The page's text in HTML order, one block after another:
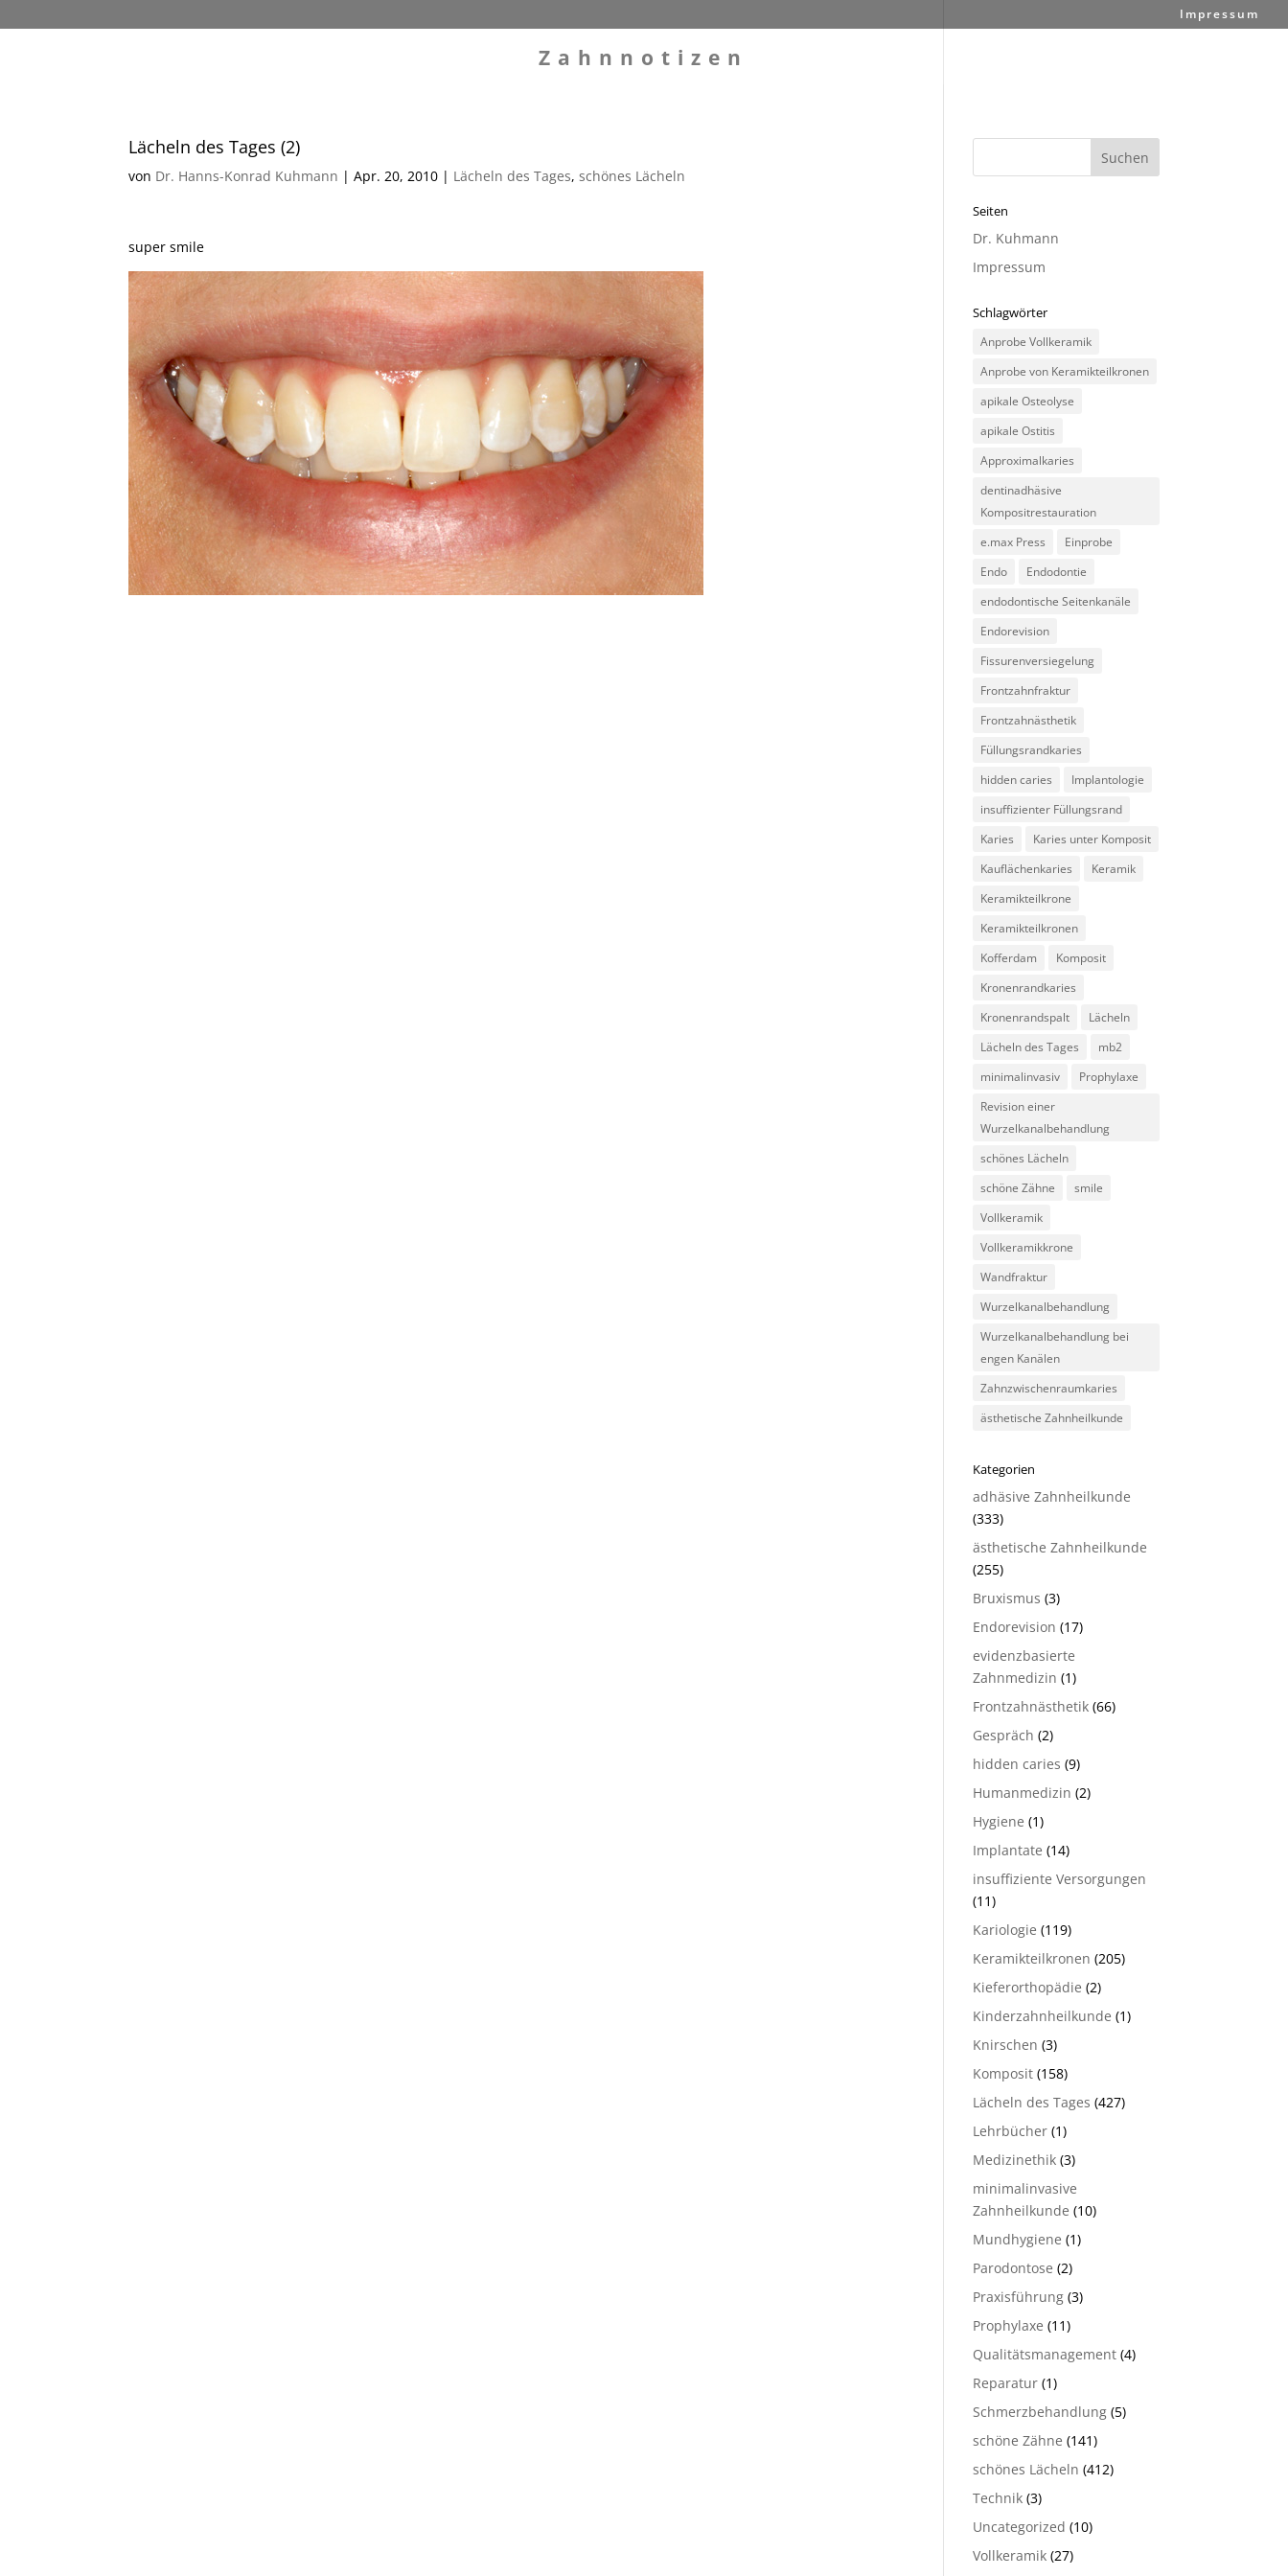
Impressum
Zahnnotizen
Lächeln des Tages (2)
von Dr. Hanns-Konrad Kuhmann |Apr. 20, 2010 | Lächeln des Tages,schönes Lächeln
super smile
Seiten
Dr. Kuhmann
Impressum
Schlagwörter
Anprobe Vollkeramik
Anprobe von Keramikteilkronen
apikale Osteolyse
apikale Ostitis
Approximalkaries
dentinadhäsive
Kompositrestauration
e.max Press
Einprobe
Endo
Endodontie
endodontische Seitenkanäle
Endorevision
Fissurenversiegelung
Frontzahnfraktur
Frontzahnästhetik
Füllungsrandkaries
hidden caries
Implantologie
insuffizienter Füllungsrand
Karies
Karies unter Komposit
Kauflächenkaries
Keramik
Keramikteilkrone
Keramikteilkronen
Kofferdam
Komposit
Kronenrandkaries
Kronenrandspalt
Lächeln
Lächeln des Tages
mb2
minimalinvasiv
Prophylaxe
Revision einer
Wurzelkanalbehandlung
schönes Lächeln
schöne Zähne
smile
Vollkeramik
Vollkeramikkrone
Wandfraktur
Wurzelkanalbehandlung
Wurzelkanalbehandlung bei
engen Kanälen
Zahnzwischenraumkaries
ästhetische Zahnheilkunde
Kategorien
adhäsive Zahnheilkunde
(333)
ästhetische Zahnheilkunde
(255)
Bruxismus (3)
Endorevision (17)
evidenzbasierte
Zahnmedizin (1)
Frontzahnästhetik (66)
Gespräch (2)
hidden caries (9)
Humanmedizin (2)
Hygiene (1)
Implantate (14)
insuffiziente Versorgungen
(11)
Kariologie (119)
Keramikteilkronen (205)
Kieferorthopädie (2)
Kinderzahnheilkunde (1)
Knirschen (3)
Komposit (158)
Lächeln des Tages (427)
Lehrbücher (1)
Medizinethik (3)
minimalinvasive
Zahnheilkunde (10)
Mundhygiene (1)
Parodontose (2)
Praxisführung (3)
Prophylaxe (11)
Qualitätsmanagement (4)
Reparatur (1)
Schmerzbehandlung (5)
schöne Zähne (141)
schönes Lächeln (412)
Technik (3)
Uncategorized (10)
Vollkeramik (27)